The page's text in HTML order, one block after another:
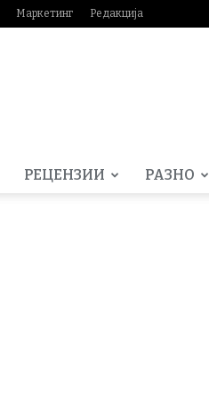
Маркетинг Редакција
РЕЦЕНЗИИ РАЗНО